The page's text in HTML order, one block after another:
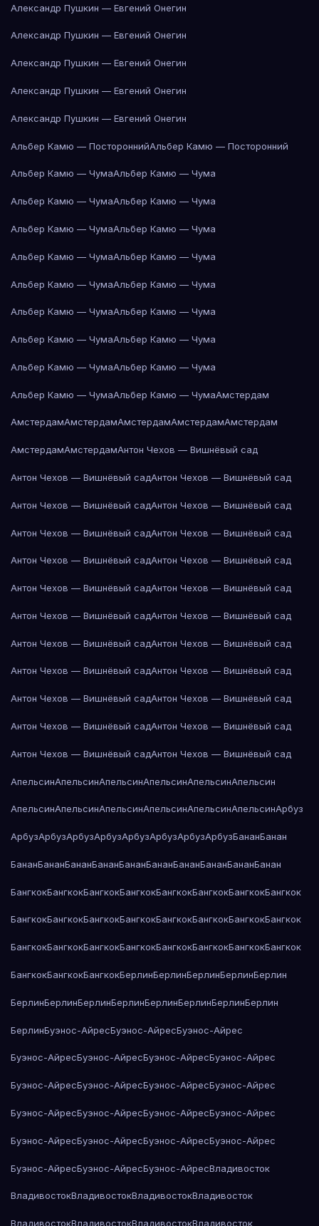
Александр Пушкин — Евгений Онегин
Александр Пушкин — Евгений Онегин
Александр Пушкин — Евгений Онегин
Александр Пушкин — Евгений Онегин
Александр Пушкин — Евгений Онегин
Альбер Камю — ПостороннийАльбер Камю — Посторонний
Альбер Камю — ЧумаАльбер Камю — Чума
Альбер Камю — ЧумаАльбер Камю — Чума
Альбер Камю — ЧумаАльбер Камю — Чума
Альбер Камю — ЧумаАльбер Камю — Чума
Альбер Камю — ЧумаАльбер Камю — Чума
Альбер Камю — ЧумаАльбер Камю — Чума
Альбер Камю — ЧумаАльбер Камю — Чума
Альбер Камю — ЧумаАльбер Камю — Чума
Альбер Камю — ЧумаАльбер Камю — ЧумаАмстердам
АмстердамАмстердамАмстердамАмстердамАмстердам
АмстердамАмстердамАнтон Чехов — Вишнёвый сад
Антон Чехов — Вишнёвый садАнтон Чехов — Вишнёвый сад
Антон Чехов — Вишнёвый садАнтон Чехов — Вишнёвый сад
Антон Чехов — Вишнёвый садАнтон Чехов — Вишнёвый сад
Антон Чехов — Вишнёвый садАнтон Чехов — Вишнёвый сад
Антон Чехов — Вишнёвый садАнтон Чехов — Вишнёвый сад
Антон Чехов — Вишнёвый садАнтон Чехов — Вишнёвый сад
Антон Чехов — Вишнёвый садАнтон Чехов — Вишнёвый сад
Антон Чехов — Вишнёвый садАнтон Чехов — Вишнёвый сад
Антон Чехов — Вишнёвый садАнтон Чехов — Вишнёвый сад
Антон Чехов — Вишнёвый садАнтон Чехов — Вишнёвый сад
Антон Чехов — Вишнёвый садАнтон Чехов — Вишнёвый сад
АпельсинАпельсинАпельсинАпельсинАпельсинАпельсин
АпельсинАпельсинАпельсинАпельсинАпельсинАпельсинАрбуз
АрбузАрбузАрбузАрбузАрбузАрбузАрбузАрбузБананБанан
БананБананБананБананБананБананБананБананБананБанан
БангкокБангкокБангкокБангкокБангкокБангкокБангкокБангкок
БангкокБангкокБангкокБангкокБангкокБангкокБангкокБангкок
БангкокБангкокБангкокБангкокБангкокБангкокБангкокБангкок
БангкокБангкокБангкокБерлинБерлинБерлинБерлинБерлин
БерлинБерлинБерлинБерлинБерлинБерлинБерлинБерлин
БерлинБуэнос-АйресБуэнос-АйресБуэнос-Айрес
Буэнос-АйресБуэнос-АйресБуэнос-АйресБуэнос-Айрес
Буэнос-АйресБуэнос-АйресБуэнос-АйресБуэнос-Айрес
Буэнос-АйресБуэнос-АйресБуэнос-АйресБуэнос-Айрес
Буэнос-АйресБуэнос-АйресБуэнос-АйресБуэнос-Айрес
Буэнос-АйресБуэнос-АйресБуэнос-АйресВладивосток
ВладивостокВладивостокВладивостокВладивосток
ВладивостокВладивостокВладивостокВладивосток